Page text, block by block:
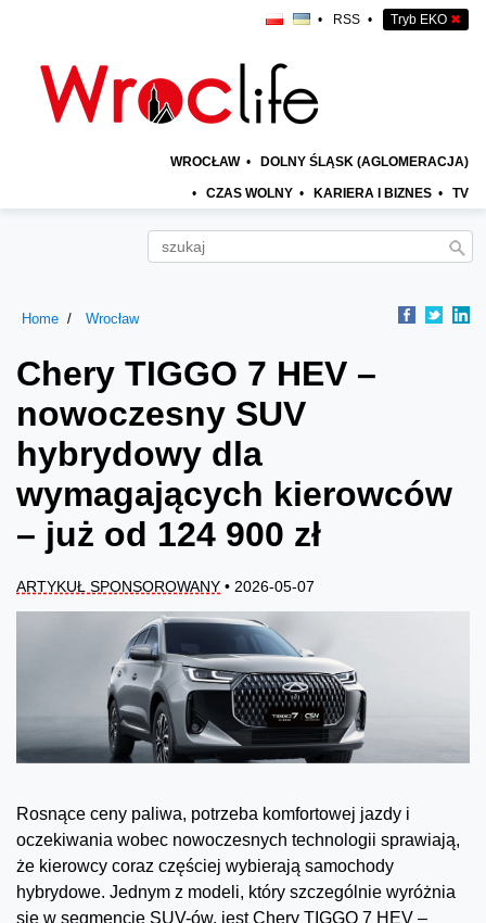
• RSS • Tryb EKO ✖
WROCŁAW • DOLNY ŚLĄSK (AGLOMERACJA)
• CZAS WOLNY • KARIERA I BIZNES • TV
Home Wrocław
Chery TIGGO 7 HEV –
nowoczesny SUV
hybrydowy dla
wymagających kierowców
– już od 124 900 zł
ARTYKUŁ SPONSOROWANY • 2026-05-07
Rosnące ceny paliwa, potrzeba komfortowej jazdy i
oczekiwania wobec nowoczesnych technologii sprawiają,
że kierowcy coraz częściej wybierają samochody
hybrydowe. Jednym z modeli, który szczególnie wyróżnia
się w segmencie SUV-ów, jest Chery TIGGO 7 HEV –